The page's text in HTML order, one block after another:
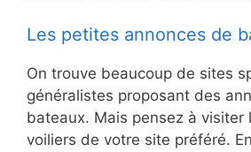
Les petites annonces de
On trouve beaucoup de sites
généralistes proposant des
bateaux. Mais pensez à visiter
voiliers de votre site préféré.